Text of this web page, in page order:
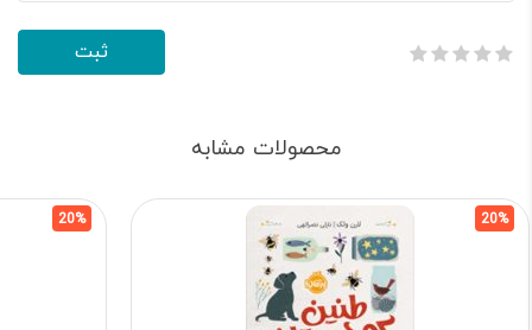
محصولات مشابه
20%
20%